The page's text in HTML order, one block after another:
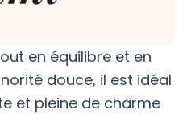
en équilibre et en
douce, il est idéal
et pleine de charme